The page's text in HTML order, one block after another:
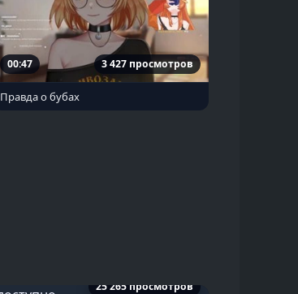
00:47 3 427 просмотров
Правда о бубах
25 265 просмотров